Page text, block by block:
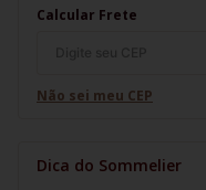
Calcular Frete
Não sei meu CEP